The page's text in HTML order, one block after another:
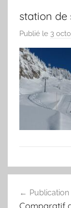
station de
Publié le 3
deComparatif